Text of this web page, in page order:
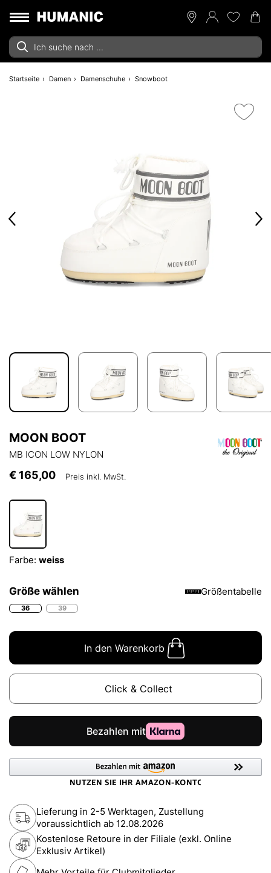
Startseite Damen Damenschuhe Snowboot
MOON BOOT
MB ICON LOW NYLON
€ 165,00 Preis inkl. MwSt.
Farbe: weiss
Größe wählen Größentabelle
36 39
In den Warenkorb
Click & Collect
Lieferung in 2-5 Werktagen, Zustellung
voraussichtlich ab 12.08.2026
Kostenlose Retoure in der Filiale (exkl. Online
Exklusiv Artikel)